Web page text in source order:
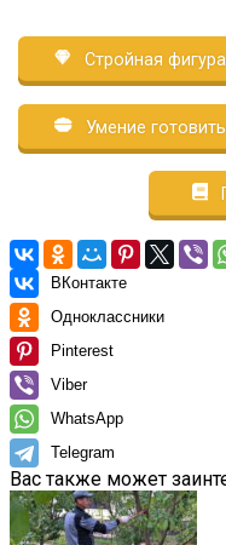
Стройная фигура
Умение готовить
ВКонтакте
Одноклассники
Pinterest
Viber
WhatsApp
Telegram
Вас также может